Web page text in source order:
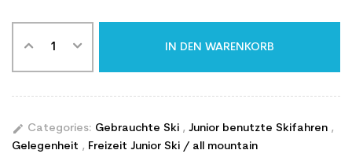
IN DEN WARENKORB
edit Categories: Gebrauchte Ski , Junior benutzte Skifahren ,
Gelegenheit , Freizeit Junior Ski / all mountain